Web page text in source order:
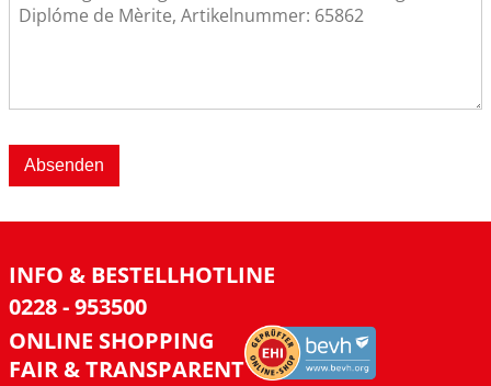
Absenden
INFO & BESTELLHOTLINE
0228 - 953500
ONLINE SHOPPING
FAIR & TRANSPARENT